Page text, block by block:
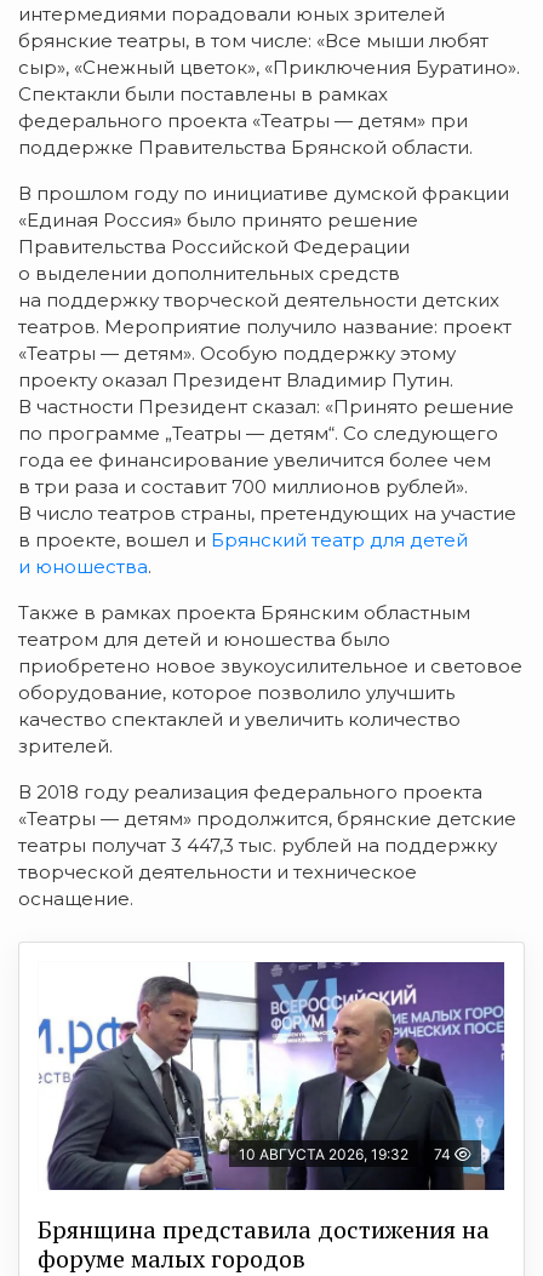
интермедиями порадовали юных зрителей
брянские театры, в том числе: «Все мыши любят
сыр», «Снежный цветок», «Приключения Буратино».
Спектакли были поставлены в рамках
федерального проекта «Театры — детям» при
поддержке Правительства Брянской области.
В прошлом году по инициативе думской фракции
«Единая Россия» было принято решение
Правительства Российской Федерации
о выделении дополнительных средств
на поддержку творческой деятельности детских
театров. Мероприятие получило название: проект
«Театры — детям». Особую поддержку этому
проекту оказал Президент Владимир Путин.
В частности Президент сказал: «Принято решение
по программе „Театры — детям“. Со следующего
года ее финансирование увеличится более чем
в три раза и составит 700 миллионов рублей».
В число театров страны, претендующих на участие
в проекте, вошел и Брянский театр для детей
и юношества.
Также в рамках проекта Брянским областным
театром для детей и юношества было
приобретено новое звукоусилительное и световое
оборудование, которое позволило улучшить
качество спектаклей и увеличить количество
зрителей.
В 2018 году реализация федерального проекта
«Театры — детям» продолжится, брянские детские
театры получат 3 447,3 тыс. рублей на поддержку
творческой деятельности и техническое
оснащение.
10 АВГУСТА 2026, 19:32 74
Брянщина представила достижения на
форуме малых городов